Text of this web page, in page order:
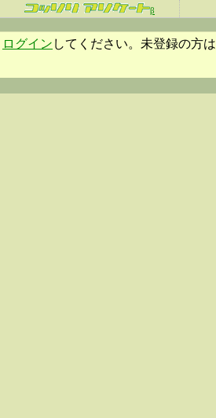
β
ログイン してください。未登録の方は